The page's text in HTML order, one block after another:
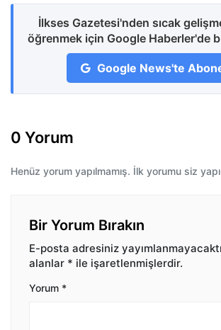
İlkses Gazetesi'nden sıcak
öğrenmek için Google Haberler'de
Google News'te
0 Yorum
Henüz yorum yapılmamış. İlk yorumu siz
Bir Yorum Bırakın
E-posta adresiniz
alanlar * ile işaretlenmişlerdir.
Yorum *